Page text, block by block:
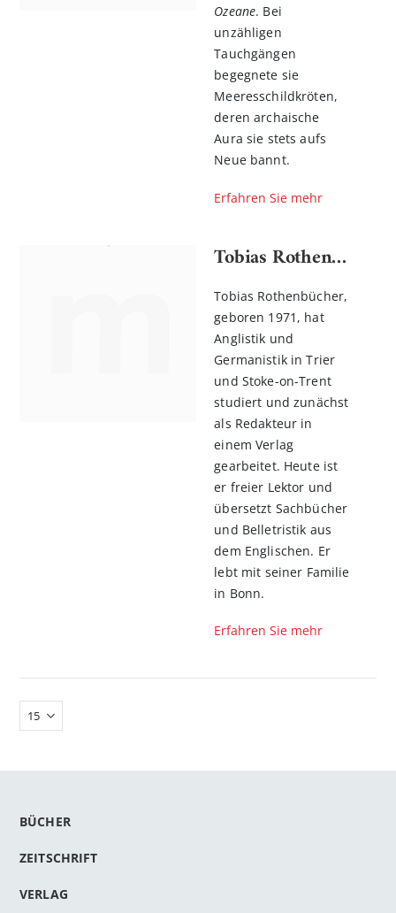
Ozeane. Bei
unzähligen
Tauchgängen
begegnete sie
Meeresschildkröten,
deren archaische
Aura sie stets aufs
Neue bannt.
Erfahren Sie mehr
Tobias Rothenbücher
Tobias Rothenbücher,
geboren 1971, hat
Anglistik und
Germanistik in Trier
und Stoke-on-Trent
studiert und zunächst
als Redakteur in
einem Verlag
gearbeitet. Heute ist
er freier Lektor und
übersetzt Sachbücher
und Belletristik aus
dem Englischen. Er
lebt mit seiner Familie
in Bonn.
Erfahren Sie mehr
BÜCHER
ZEITSCHRIFT
VERLAG